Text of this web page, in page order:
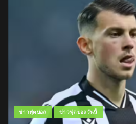
ข่าวฟุตบอล ข่าวฟุตบอลวันนี้